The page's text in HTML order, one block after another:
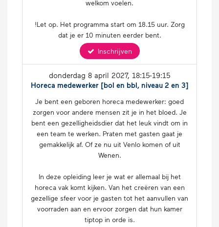
welkom voelen.
!Let op. Het programma start om 18.15 uur. Zorg
dat je er 10 minuten eerder bent.
Inschrijven
donderdag 8 april 2027, 18:15-19:15
Horeca medewerker [bol en bbl, niveau 2 en 3]
Je bent een geboren horeca medewerker: goed
zorgen voor andere mensen zit je in het bloed. Je
bent een gezelligheidsdier dat het leuk vindt om in
een team te werken. Praten met gasten gaat je
gemakkelijk af. Of ze nu uit Venlo komen of uit
Wenen.
In deze opleiding leer je wat er allemaal bij het
horeca vak komt kijken. Van het creëren van een
gezellige sfeer voor je gasten tot het aanvullen van
voorraden aan en ervoor zorgen dat hun kamer
tiptop in orde is.